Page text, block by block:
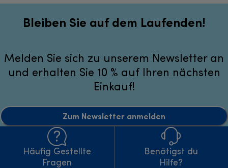
Bleiben Sie auf dem Laufenden!
Melden Sie sich zu unserem Newsletter an
und erhalten Sie 10 % auf Ihren nächsten
Einkauf!
Zum Newsletter anmelden
Häufig Gestellte
Fragen
Benötigst du
Hilfe?